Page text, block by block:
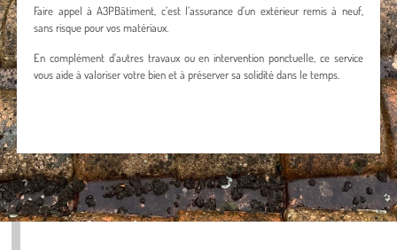
Faire appel à A3PBâtiment, c’est l’assurance d’un extérieur remis à neuf,
sans risque pour vos matériaux.
En complément d’autres travaux ou en intervention ponctuelle, ce service
vous aide à valoriser votre bien et à préserver sa solidité dans le temps.